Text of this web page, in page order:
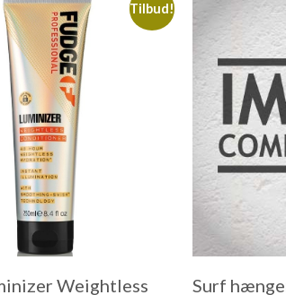
Tilbud!
Weightless
Surf